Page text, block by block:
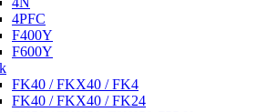
4PFC
F400Y
F600Y
FK40 / FKX40 / FK4
FK40 / FKX40 / FK24